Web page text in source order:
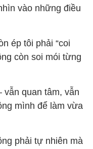
vào những điều
ép tôi phải “coi
còn soi mói từng
vẫn quan tâm, vẫn
mình để làm vừa
phải tự nhiên mà